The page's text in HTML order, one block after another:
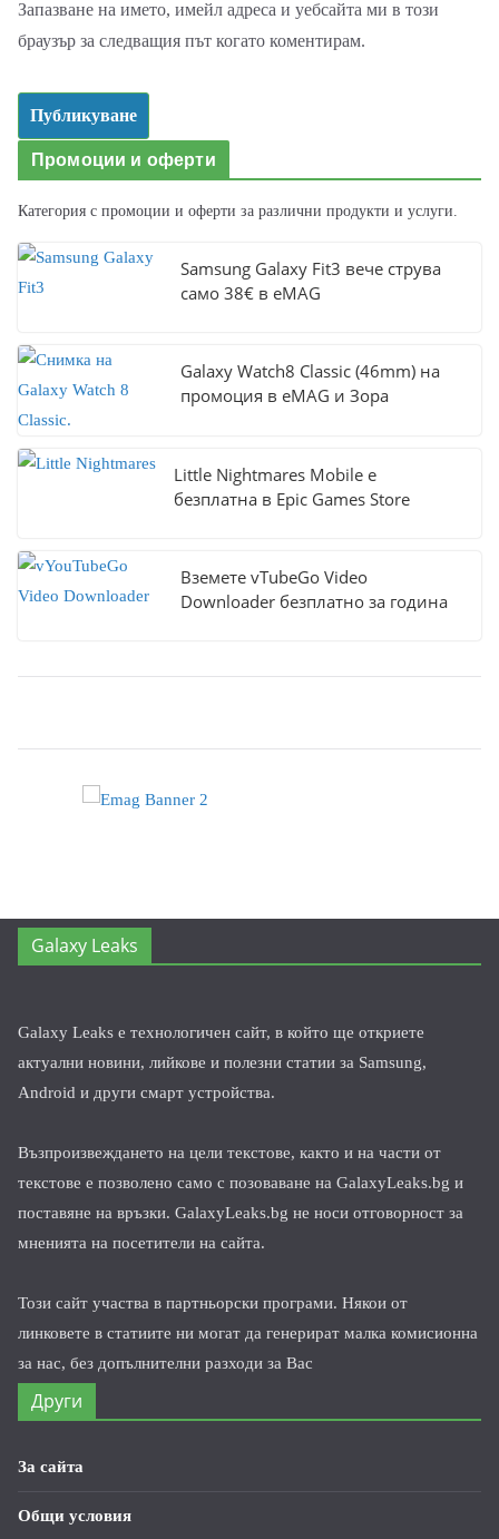
Запазване на името, имейл адреса и уебсайта ми в този
браузър за следващия път когато коментирам.
Промоции и оферти
Категория с промоции и оферти за различни продукти и услуги.
Samsung Galaxy Fit3 вече струва
само 38€ в eMAG
Galaxy Watch8 Classic (46mm) на
промоция в eMAG и Зора
Little Nightmares Mobile е
безплатна в Epic Games Store
Вземете vTubeGo Video
Downloader безплатно за година
Galaxy Leaks
Galaxy Leaks е технологичен сайт, в който ще откриете
актуални новини, лийкове и полезни статии за Samsung,
Android и други смарт устройства.
Възпроизвеждането на цели текстове, както и на части от
текстове е позволено само с позоваване на GalaxyLeaks.bg и
поставяне на връзки. GalaxyLeaks.bg не носи отговорност за
мненията на посетители на сайта.
Този сайт участва в партньорски програми. Някои от
линковете в статиите ни могат да генерират малка комисионна
за нас, без допълнителни разходи за Вас
Други
За сайта
Общи условия